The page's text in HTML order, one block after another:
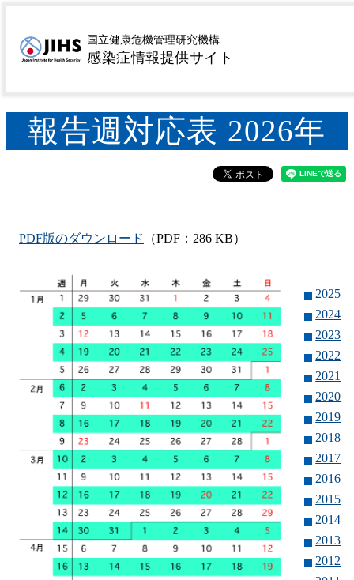
国立健康危機管理研究機構
感染症情報提供サイト
トップページ>サーベイランス>感染症発生動向調査
週報（IDWR）>報告週対応表 2026年
報告週対応表 2026年
PDF版のダウンロード （PDF： 286 KB）
2025
2024
2023
2022
2021
2020
2019
2018
2017
2016
2015
2014
2013
2012